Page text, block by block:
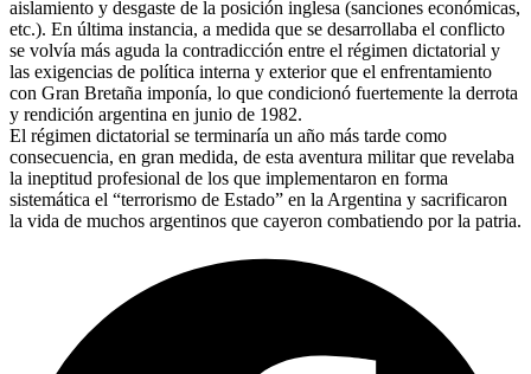
aislamiento y desgaste de la posición inglesa (sanciones económicas,
etc.). En última instancia, a medida que se desarrollaba el conflicto
se volvía más aguda la contradicción entre el régimen dictatorial y
las exigencias de política interna y exterior que el enfrentamiento
con Gran Bretaña imponía, lo que condicionó fuertemente la derrota
y rendición argentina en junio de 1982.
El régimen dictatorial se terminaría un año más tarde como
consecuencia, en gran medida, de esta aventura militar que revelaba
la ineptitud profesional de los que implementaron en forma
sistemática el “terrorismo de Estado” en la Argentina y sacrificaron
la vida de muchos argentinos que cayeron combatiendo por la patria.